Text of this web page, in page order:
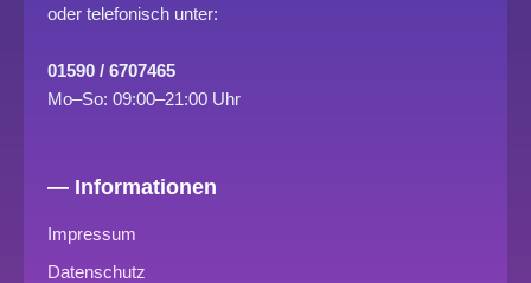
oder telefonisch unter:
01590 / 6707465
Mo–So: 09:00–21:00 Uhr
— Informationen
Impressum
Datenschutz